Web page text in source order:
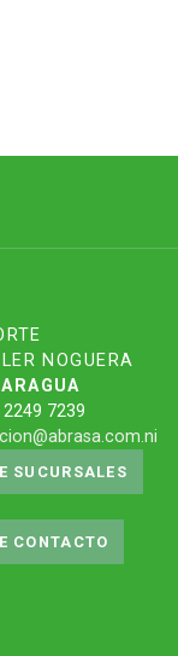
NOGUERA
7239
SUCURSALES
CONTACTO